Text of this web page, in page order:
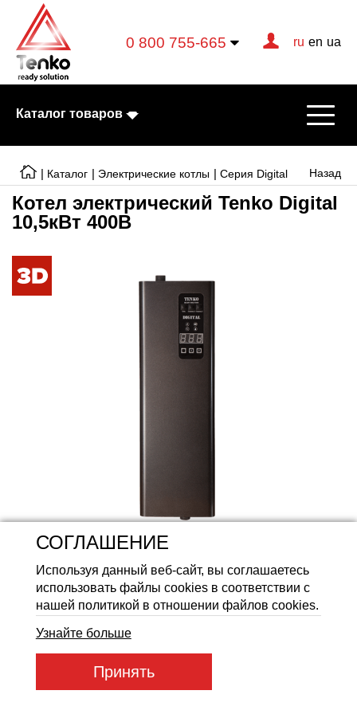
0 800 755-665 ru en ua
Каталог товаров
Электрические котлы
Конвекторы
Тепловентиляторы
Готовые решения
Аккумуляторные батареи
Назад
| Каталог | Электрические котлы | Серия Digital
Котел электрический Tenko Digital
10,5кВт 400В
52026
СОГЛАШЕНИЕ
Используя данный веб-сайт, вы соглашаетесь
использовать файлы cookies в соответствии с
нашей политикой в отношении файлов cookies.
Узнайте больше
Принять